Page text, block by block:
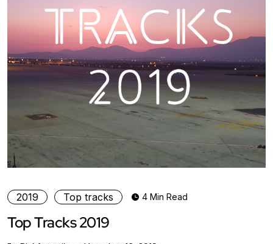
2019 Top tracks 4 Min Read
Top Tracks 2019